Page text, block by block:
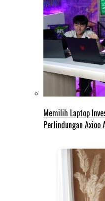
Memilih Laptop
Perlindungan Axioo